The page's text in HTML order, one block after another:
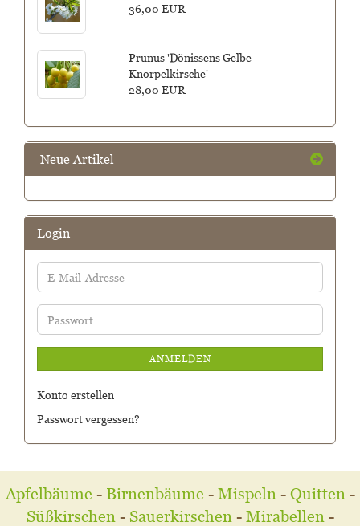
36,00 EUR
Prunus 'Dönissens Gelbe
Knorpelkirsche'
28,00 EUR
Neue Artikel
Login
E-
Mail-
Adresse
Passwort
ANMELDEN
Konto erstellen
Passwort vergessen?
Apfelbäume - Birnenbäume - Mispeln- Quitten-
Süßkirschen - Sauerkirschen- Mirabellen -